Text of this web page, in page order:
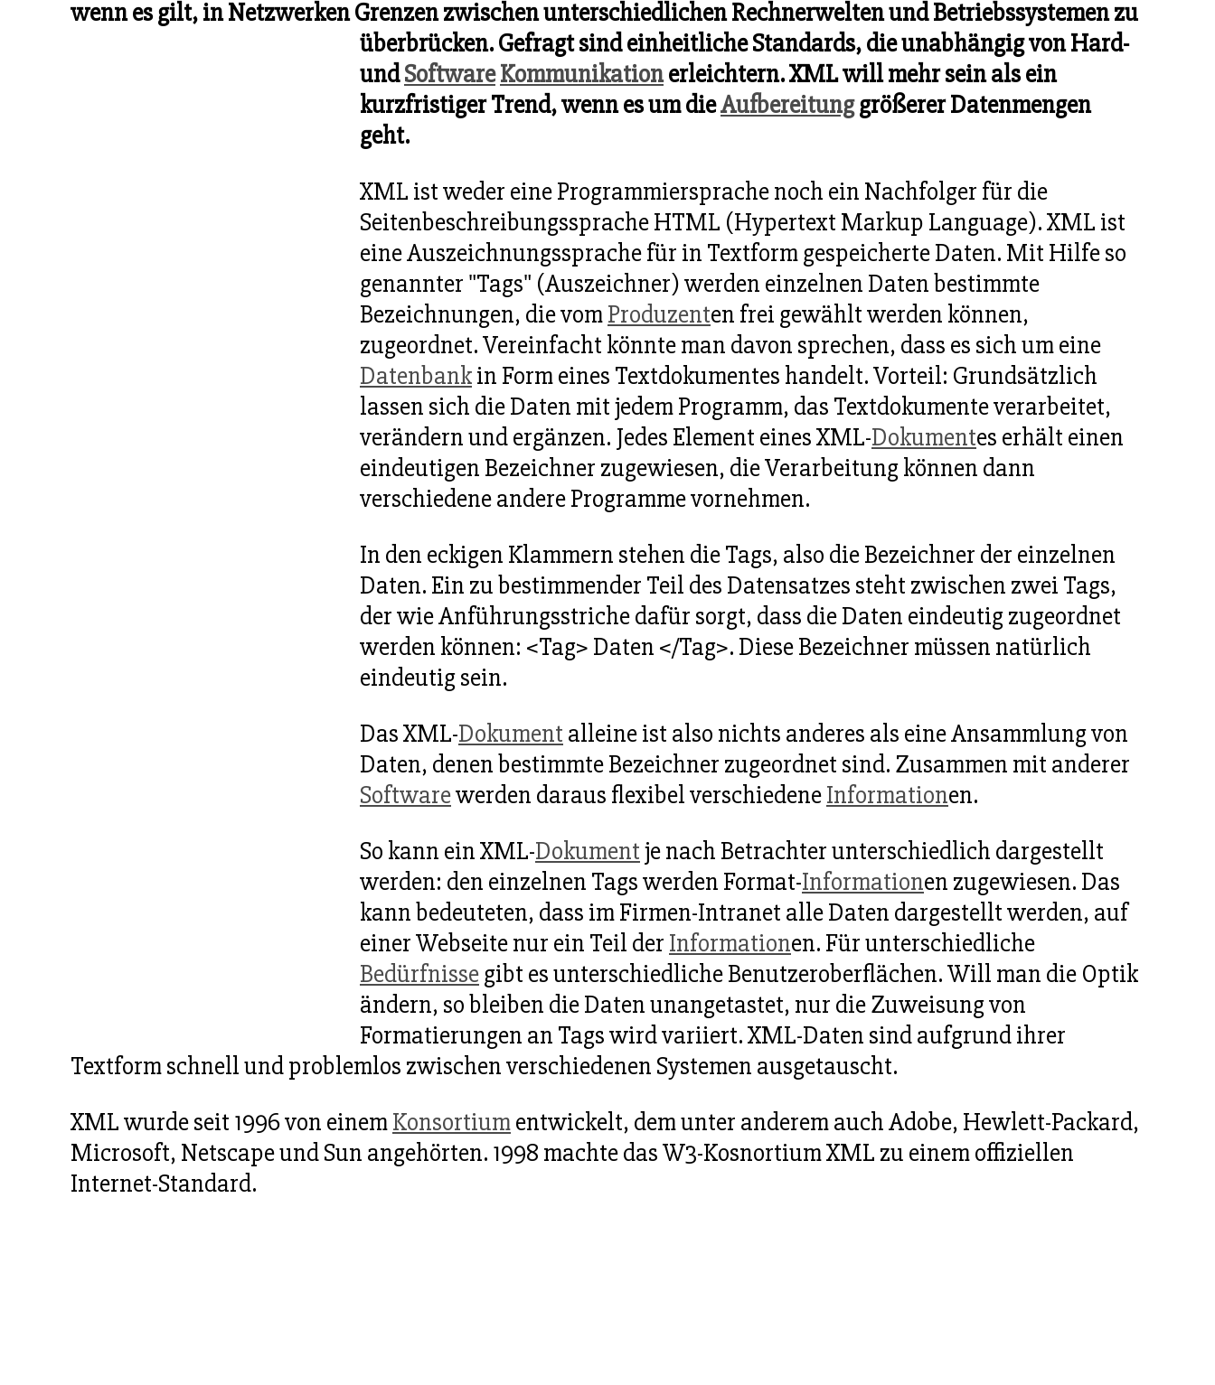
wenn es gilt, in Netzwerken Grenzen zwischen unterschiedlichen Rechnerwelten und Betriebssystemen zu
überbrücken. Gefragt sind einheitliche Standards, die unabhängig von Hard-
undSoftwareKommunikationerleichtern. XML will mehr sein als ein
kurzfristiger Trend, wenn es um dieAufbereitunggrößerer Datenmengen
geht.
XML ist weder eine Programmiersprache noch ein Nachfolger für die
Seitenbeschreibungssprache HTML (Hypertext Markup Language). XML ist
eine Auszeichnungssprache für in Textform gespeicherte Daten. Mit Hilfe so
genannter "Tags" (Auszeichner) werden einzelnen Daten bestimmte
Bezeichnungen, die vomProduzenten frei gewählt werden können,
zugeordnet. Vereinfacht könnte man davon sprechen, dass es sich um eine
Datenbankin Form eines Textdokumentes handelt. Vorteil: Grundsätzlich
lassen sich die Daten mit jedem Programm, das Textdokumente verarbeitet,
verändern und ergänzen. Jedes Element eines XML-Dokumentes erhält einen
eindeutigen Bezeichner zugewiesen, die Verarbeitung können dann
verschiedene andere Programme vornehmen.
In den eckigen Klammern stehen die Tags, also die Bezeichner der einzelnen
Daten. Ein zu bestimmender Teil des Datensatzes steht zwischen zwei Tags,
der wie Anführungsstriche dafür sorgt, dass die Daten eindeutig zugeordnet
werden können: <Tag> Daten </Tag>. Diese Bezeichner müssen natürlich
eindeutig sein.
Das XML-Dokument alleine ist also nichts anderes als eine Ansammlung von
Daten, denen bestimmte Bezeichner zugeordnet sind. Zusammen mit anderer
Softwarewerden daraus flexibel verschiedeneInformationen.
So kann ein XML-Dokumentje nach Betrachter unterschiedlich dargestellt
werden: den einzelnen Tags werden Format-Informationen zugewiesen. Das
kann bedeuteten, dass im Firmen-Intranet alle Daten dargestellt werden, auf
einer Webseite nur ein Teil der Informationen. Für unterschiedliche
Bedürfnissegibt es unterschiedliche Benutzeroberflächen. Will man die Optik
ändern, so bleiben die Daten unangetastet, nur die Zuweisung von
Formatierungen an Tags wird variiert. XML-Daten sind aufgrund ihrer
Textform schnell und problemlos zwischen verschiedenen Systemen ausgetauscht.
XML wurde seit 1996 von einemKonsortiumentwickelt, dem unter anderem auch Adobe, Hewlett-Packard,
Microsoft, Netscape und Sun angehörten. 1998 machte das W3-Kosnortium XML zu einem offiziellen
Internet-Standard.